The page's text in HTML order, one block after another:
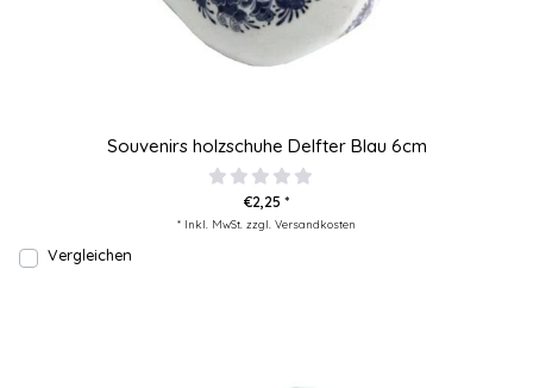
Souvenirs holzschuhe Delfter Blau 6cm
€2,25 *
* Inkl. MwSt. zzgl. Versandkosten
Vergleichen